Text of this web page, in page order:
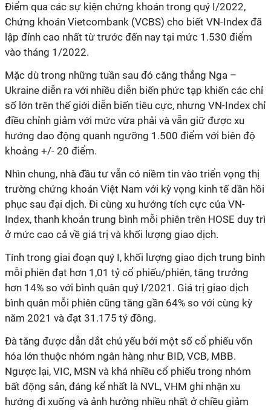
Điểm qua các sự kiện chứng khoán trong quý I/2022,
Chứng khoán Vietcombank (VCBS) cho biết VN-Index đã
lập đỉnh cao nhất từ trước đến nay tại mức 1.530 điểm
vào tháng 1/2022.
Mặc dù trong những tuần sau đó căng thẳng Nga –
Ukraine diễn ra với nhiều diễn biến phức tạp khiến các chỉ
số lớn trên thế giới diễn biến tiêu cực, nhưng VN-Index chỉ
điều chỉnh giảm với mức vừa phải và vẫn giữ được xu
hướng dao động quanh ngưỡng 1.500 điểm với biên độ
khoảng +/- 20 điểm.
Nhìn chung, nhà đầu tư vẫn có niềm tin vào triển vọng thị
trường chứng khoán Việt Nam với kỳ vọng kinh tế dần hồi
phục sau đại dịch. Đi cùng xu hướng tích cực của VN-
Index, thanh khoản trung bình mỗi phiên trên HOSE duy trì
ở mức cao cả về giá trị và khối lượng giao dịch.
Tính trong giai đoạn quý I, khối lượng giao dịch trung bình
mỗi phiên đạt hơn 1,01 tỷ cổ phiếu/phiên, tăng trưởng
hơn 14% so với bình quân quý I/2021. Giá trị giao dịch
bình quân mỗi phiên cũng tăng gần 64% so với cùng kỳ
năm 2021 và đạt 31.175 tỷ đồng.
Đà tăng được dẫn dắt chủ yếu bởi một số cổ phiếu vốn
hóa lớn thuộc nhóm ngân hàng như BID, VCB, MBB.
Ngược lại, VIC, MSN và khá nhiều cổ phiếu trong nhóm
bất động sản, đáng kể nhất là NVL, VHM ghi nhận xu
hướng đi xuống và ảnh hưởng nhiều nhất ở chiều giảm